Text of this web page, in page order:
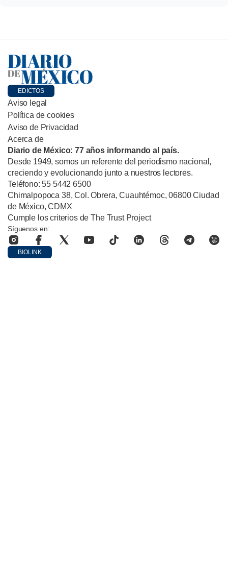
EDICTOS
Aviso legal
Política de cookies
Aviso de Privacidad
Acerca de
Diario de México: 77 años informando al país.
Desde 1949, somos un referente del periodismo nacional,
creciendo y evolucionando junto a nuestros lectores.
Teléfono: 55 5442 6500
Chimalpopoca 38, Col. Obrera, Cuauhtémoc, 06800 Ciudad
de México, CDMX
Cumple los criterios de The Trust Project
Síguenos en:
BIOLINK